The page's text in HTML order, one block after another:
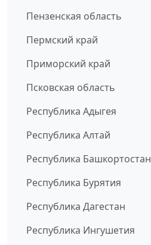
Пензенская область
Пермский край
Приморский край
Псковская область
Республика Адыгея
Республика Алтай
Республика Башкортостан
Республика Бурятия
Республика Дагестан
Республика Ингушетия